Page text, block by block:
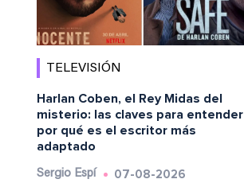
TELEVISIÓN
Harlan Coben, el Rey Midas del
misterio: las claves para entender
por qué es el escritor más
adaptado
Sergio Espí 07-08-2026